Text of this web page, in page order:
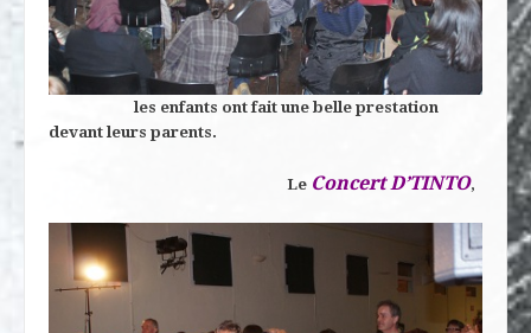
les enfants ont fait une belle prestation
devant leurs parents.
Le Concert D’TINTO,